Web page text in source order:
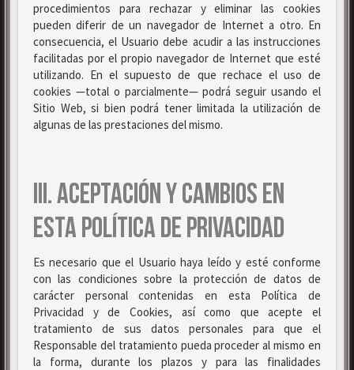
procedimientos para rechazar y eliminar las cookies
pueden diferir de un navegador de Internet a otro. En
consecuencia, el Usuario debe acudir a las instrucciones
facilitadas por el propio navegador de Internet que esté
utilizando. En el supuesto de que rechace el uso de
cookies —total o parcialmente— podrá seguir usando el
Sitio Web, si bien podrá tener limitada la utilización de
algunas de las prestaciones del mismo.
III. ACEPTACIÓN Y CAMBIOS EN
ESTA POLÍTICA DE PRIVACIDAD
Es necesario que el Usuario haya leído y esté conforme
con las condiciones sobre la protección de datos de
carácter personal contenidas en esta Política de
Privacidad y de Cookies, así como que acepte el
tratamiento de sus datos personales para que el
Responsable del tratamiento pueda proceder al mismo en
la forma, durante los plazos y para las finalidades